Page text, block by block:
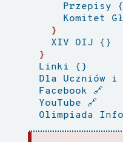
Przepisy
Komitet
XIV OIJ
Linki
Dla Uczniów i
Facebook 🔗
YouTube 🔗
Olimpiada